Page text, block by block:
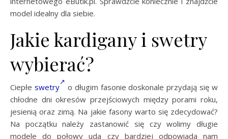
model idealny dla siebie.
Jakie kardigany i swetry
wybierać?
Ciepłe swetry
o długim fasonie doskonale przydają się w
chłodne dni okresów przejściowych między porami roku,
jesienią oraz zimą. Na jakie fasony warto się zdecydować?
Na początku należy zastanowić się czy wolimy długie
modele do połowy uda czy bardziej odpowiada nam